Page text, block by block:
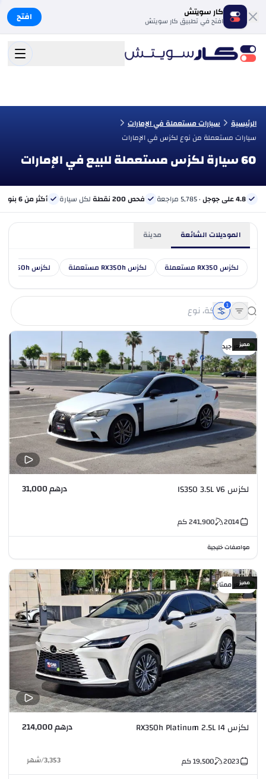
كار سويتش
افتح في تطبيق كار سويتش افتح
الرئيسية
سيارات مستعملة في الإمارات
سيارات مستعملة من نوع لكزس في الإمارات
60 سيارة لكزس مستعملة للبيع في الإمارات
4.8 على جوجل · 5,785 مراجعة فحص 200 نقطة لكل سيارة أكثر من 6 بنوك
الموديلات الشائعة مدينة
لكزس RX350 مستعملة لكزس RX350h مستعملة لكزس RX450h مستعملة
1
سعر جيدمميز
لكزس IS350 3.5L V6 درهم 31,000
2014
241,900كم
مواصفات خليجية
سعر ممتازمميز
لكزس RX350h Platinum 2.5L I4 درهم 214,000
2023
19,500كم 3,353
/شهر